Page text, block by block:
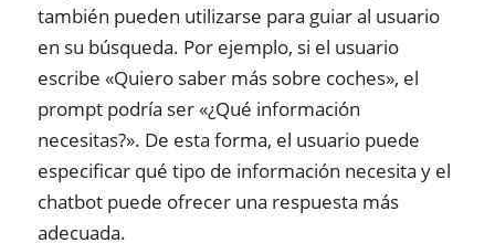
también pueden utilizarse para guiar al usuario
en su búsqueda. Por ejemplo, si el usuario
escribe «Quiero saber más sobre coches», el
prompt podría ser «¿Qué información
necesitas?». De esta forma, el usuario puede
especificar qué tipo de información necesita y el
chatbot puede ofrecer una respuesta más
adecuada.